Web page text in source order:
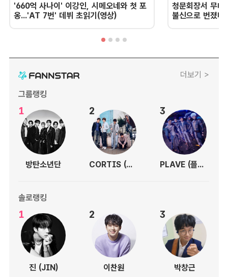
'660억 사나이' 이강인, 시메오네와 첫 포
옹...'AT 7번' 데뷔 초읽기(영상)
청문회장서 무너
불신으로 번졌
더보기 >
그룹랭킹
1
방탄소년단
2
CORTIS (코르티스)
3
PLAVE (플레이브)
솔로랭킹
1
진 (JIN)
2
이찬원
3
박창근